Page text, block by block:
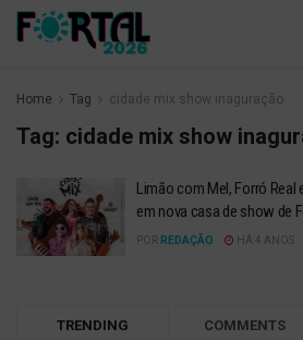
Home Tag cidade mix show inaguração
Tag: cidade mix show
Limão com Mel, Forró
em nova casa de show de
POR REDAÇÃO HÁ 4 ANOS
TRENDING COMMENTS